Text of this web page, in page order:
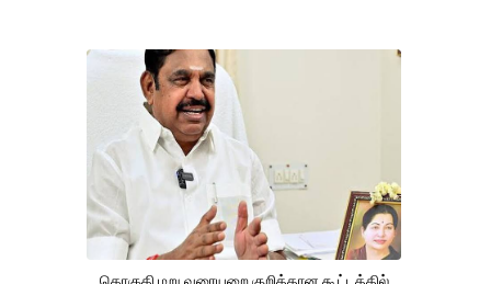
தொகுதி மறு வரையறை குறித்தான கூட்டத்தில்